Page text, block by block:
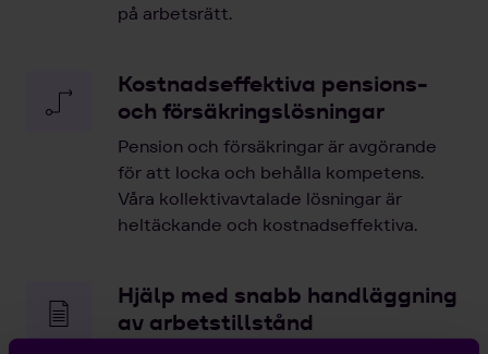
på arbetsrätt.
Kostnadseffektiva pensions-
och försäkringslösningar
Pension och försäkringar är avgörande
för att locka och behålla kompetens.
Våra kollektivavtalade lösningar är
heltäckande och kostnadseffektiva.
Hjälp med snabb handläggning
av arbetstillstånd